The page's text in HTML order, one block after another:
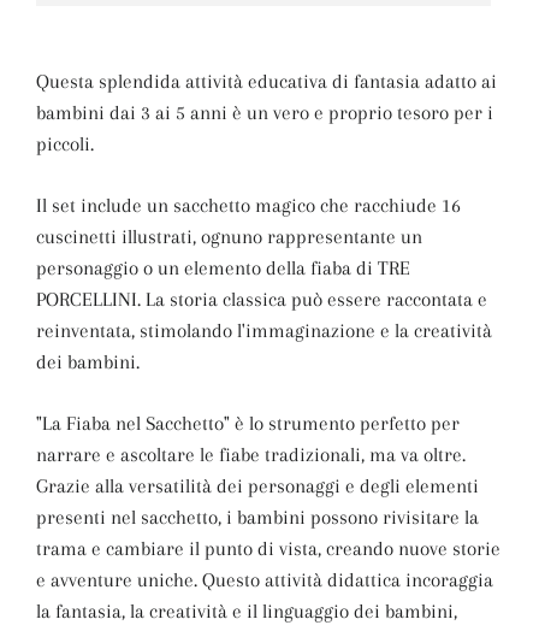
Questa splendida attività educativa di fantasia adatto ai
bambini dai 3 ai 5 anni è un vero e proprio tesoro per i
piccoli.
Il set include un sacchetto magico che racchiude 16
cuscinetti illustrati, ognuno rappresentante un
personaggio o un elemento della fiaba di TRE
PORCELLINI. La storia classica può essere raccontata e
reinventata, stimolando l'immaginazione e la creatività
dei bambini.
"La Fiaba nel Sacchetto" è lo strumento perfetto per
narrare e ascoltare le fiabe tradizionali, ma va oltre.
Grazie alla versatilità dei personaggi e degli elementi
presenti nel sacchetto, i bambini possono rivisitare la
trama e cambiare il punto di vista, creando nuove storie
e avventure uniche. Questo attività didattica incoraggia
la fantasia, la creatività e il linguaggio dei bambini,